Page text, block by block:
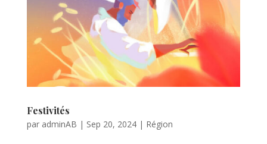
Festivités
par adminAB | Sep 20, 2024| Région